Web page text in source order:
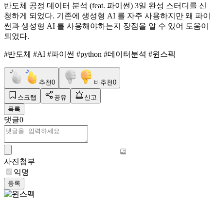
반도체 공정 데이터 분석 (feat. 파이썬) 3일 완성 스터디를 신
청하게 되었다. 기존에 생성형 AI 를 자주 사용하지만 왜 파이
썬과 생성형 AI 를 사용해야하는지 장점을 알 수 있어 도움이
되었다.
#반도체 #AI #파이썬 #python #데이터분석 #윈스펙
추천0 비추천0
스크랩 공유
신고
목록
댓글0
사진첨부
익명
등록